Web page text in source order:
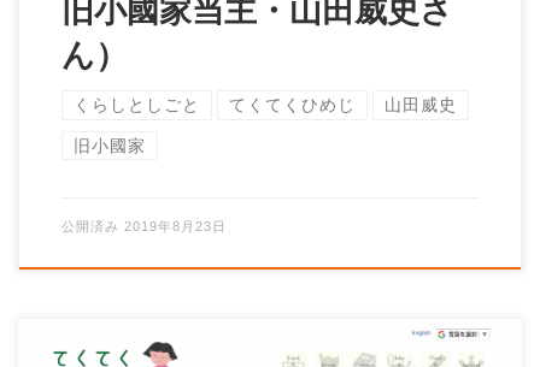
ん）
くらしとしごと てくてくひめじ 山田威史
旧小國家
公開済み 2019年8月23日